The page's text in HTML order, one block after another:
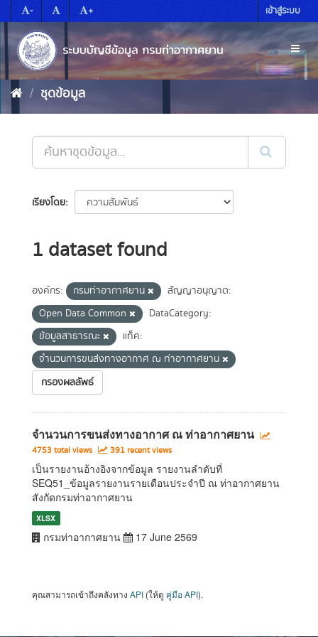
to
content
- + เข้าสู่ระบบ
ชุดข้อมูล
เรียงโดย
1 dataset found
องค์กร: กรมท่าอากาศยาน
สัญญาอนุญาต:
Open Data Common
DataCategory:
ข้อมูลสาธารณะ
แท็ค:
จำนวนการขนส่งทางอากาศ ณ ท่าอากาศยาน
กรองผลลัพธ์
จำนวนการขนส่งทางอากาศ ณ ท่าอากาศยาน
4753 total views 391 recent views
เป็นรายงานอ้างอิงจากข้อมูล รายงานลำดับที่
SEQ51_ข้อมูลรายงานรายเดือนประจำปี ณ ท่าอากาศยาน
สังกัดกรมท่าอากาศยาน
XLSX
กรมท่าอากาศยาน 17 June 2569
คุณสามารถเข้าถึงคลังทาง API (ให้ดู คู่มือ API).